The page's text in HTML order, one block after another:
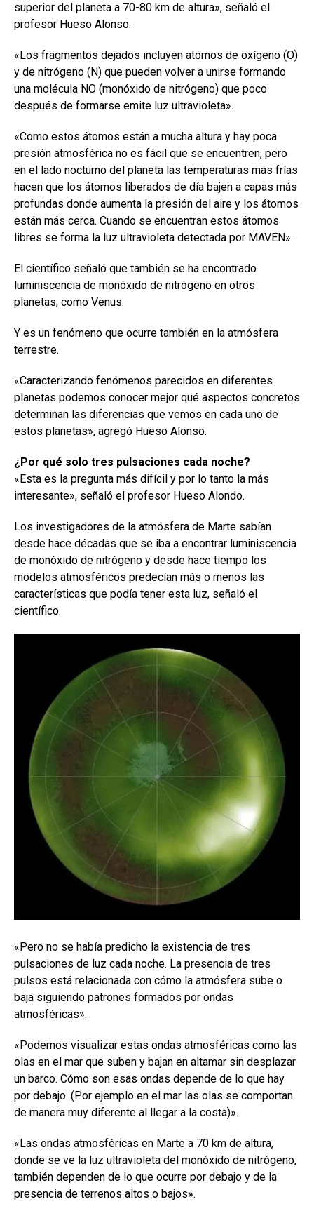
superior del planeta a 70-80 km de altura», señaló el
profesor Hueso Alonso.
«Los fragmentos dejados incluyen atómos de oxígeno (O)
y de nitrógeno (N) que pueden volver a unirse formando
una molécula NO (monóxido de nitrógeno) que poco
después de formarse emite luz ultravioleta».
«Como estos átomos están a mucha altura y hay poca
presión atmosférica no es fácil que se encuentren, pero
en el lado nocturno del planeta las temperaturas más frías
hacen que los átomos liberados de día bajen a capas más
profundas donde aumenta la presión del aire y los átomos
están más cerca. Cuando se encuentran estos átomos
libres se forma la luz ultravioleta detectada por MAVEN».
El científico señaló que también se ha encontrado
luminiscencia de monóxido de nitrógeno en otros
planetas, como Venus.
Y es un fenómeno que ocurre también en la atmósfera
terrestre.
«Caracterizando fenómenos parecidos en diferentes
planetas podemos conocer mejor qué aspectos concretos
determinan las diferencias que vemos en cada uno de
estos planetas», agregó Hueso Alonso.
¿Por qué solo tres pulsaciones cada noche?
«Esta es la pregunta más difícil y por lo tanto la más
interesante», señaló el profesor Hueso Alondo.
Los investigadores de la atmósfera de Marte sabían
desde hace décadas que se iba a encontrar luminiscencia
de monóxido de nitrógeno y desde hace tiempo los
modelos atmosféricos predecían más o menos las
características que podía tener esta luz, señaló el
científico.
«Pero no se había predicho la existencia de tres
pulsaciones de luz cada noche. La presencia de tres
pulsos está relacionada con cómo la atmósfera sube o
baja siguiendo patrones formados por ondas
atmosféricas».
«Podemos visualizar estas ondas atmosféricas como las
olas en el mar que suben y bajan en altamar sin desplazar
un barco. Cómo son esas ondas depende de lo que hay
por debajo. (Por ejemplo en el mar las olas se comportan
de manera muy diferente al llegar a la costa)».
«Las ondas atmosféricas en Marte a 70 km de altura,
donde se ve la luz ultravioleta del monóxido de nitrógeno,
también dependen de lo que ocurre por debajo y de la
presencia de terrenos altos o bajos».